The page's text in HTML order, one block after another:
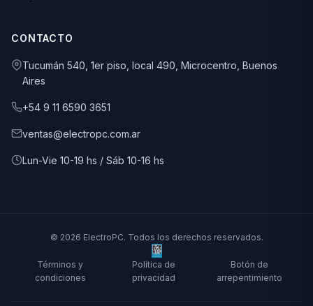
CONTACTO
Tucumán 540, 1er piso, local 490, Microcentro, Buenos
Aires
+54 9 11 6590 3651
ventas@electropc.com.ar
Lun-Vie 10-19 hs / Sáb 10-16 hs
© 2026 ElectroPC. Todos los derechos reservados.
Términos y
condiciones
Política de
privacidad
Botón de
arrepentimiento